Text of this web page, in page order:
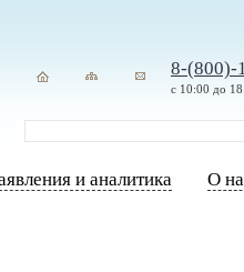
8-(800)-
с 10:00 до
и аналитика О